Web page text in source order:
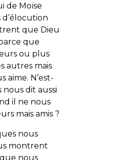
de Moïse
d’élocution
que Dieu
que
ou plus
autres mais
aime. N’est-
nous dit aussi
il ne nous
mais amis ?
nous
montrent
nous